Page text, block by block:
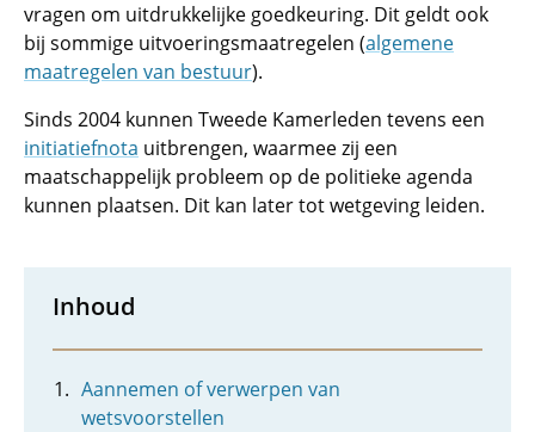
vragen om uitdrukkelijke goedkeuring. Dit geldt ook
bij sommige uitvoeringsmaatregelen (algemene
maatregelen van bestuur).
Sinds 2004 kunnen Tweede Kamerleden tevens een
initiatiefnota uitbrengen, waarmee zij een
maatschappelijk probleem op de politieke agenda
kunnen plaatsen. Dit kan later tot wetgeving leiden.
Inhoud
Aannemen of verwerpen van
wetsvoorstellen